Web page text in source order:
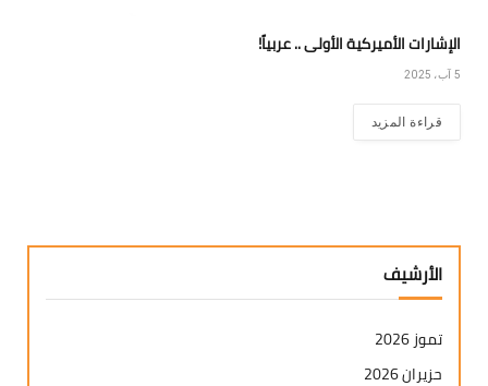
الإشارات الأميركية الأولى .. عربياً!
5 آب، 2025
قراءة المزيد
الأرشيف
تموز 2026
حزيران 2026